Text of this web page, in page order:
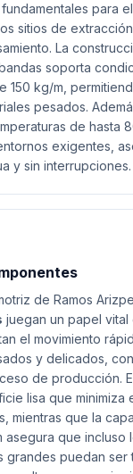
para
sitios de
La
soporta
150 kg/m,
pesados.
de hasta
exigentes,
y sin interrupciones.
de Ramos
juegan un papel vital
el movimiento
y delicados,
de producción.
lisa que minimiza
mientras que la
asegura que incluso
grandes puedan ser